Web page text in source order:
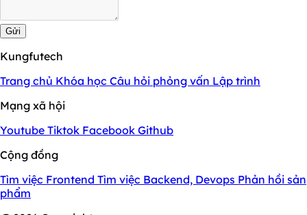
Gửi
Kungfutech
Trang chủ Khóa học Câu hỏi phỏng vấn Lập trình
Mạng xã hội
Youtube Tiktok Facebook Github
Cộng đồng
Tìm việc Frontend Tìm việc Backend, Devops Phản hồi sản
phẩm